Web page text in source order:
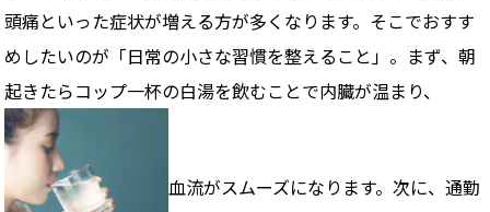
頭痛といった症状が増える方が多くなります。そこでおすす
めしたいのが「日常の小さな習慣を整えること」。まず、朝
起きたらコップ一杯の白湯を飲むことで内臓が温まり、
血流がスムーズになります。次に、通勤